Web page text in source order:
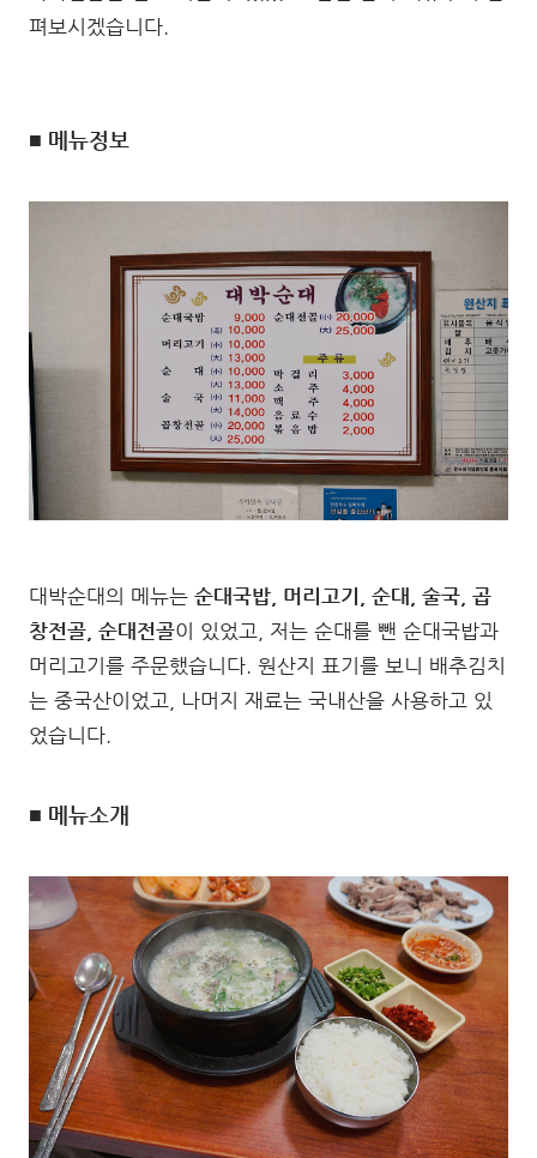
펴보시겠습니다.
■ 메뉴정보
대박순대의 메뉴는 순대국밥, 머리고기, 순대, 술국, 곱
창전골, 순대전골이 있었고, 저는 순대를 뺀 순대국밥과
머리고기를 주문했습니다. 원산지 표기를 보니 배추김치
는 중국산이었고, 나머지 재료는 국내산을 사용하고 있
었습니다.
■ 메뉴소개